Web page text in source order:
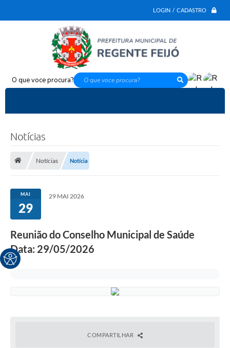
LOGIN / CADASTRO
O que voce procura?
Notícias
Notícias Notícia
MAI
29
29 MAI 2026
Reunião do Conselho Municipal de Saúde
Data: 29/05/2026
COMPARTILHAR